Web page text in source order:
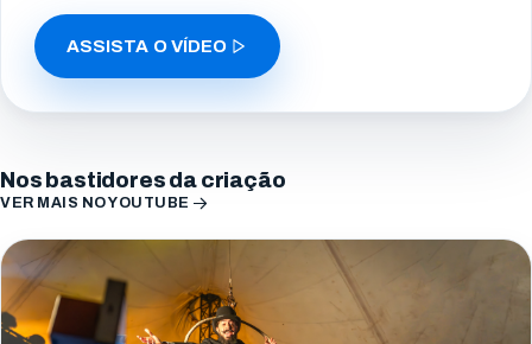
ASSISTA O VÍDEO
Nos bastidores da criação
VER MAIS NO YOUTUBE